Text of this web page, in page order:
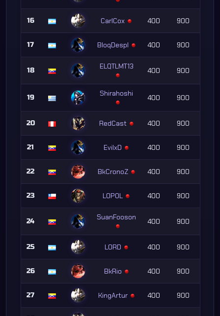
16 CarlCox 400 900
17 BloqDespl 400 900
18 ELQTLMT13 400 900
19 Shirahoshi 400 900
20 RedCast 400 900
21 EvilxD 400 900
22 BkCronoZ 400 900
23 LOPOL 400 900
24 SuanFooson 400 900
25 L0RD 400 900
26 BkRio 400 900
27 KingArtur 400 900